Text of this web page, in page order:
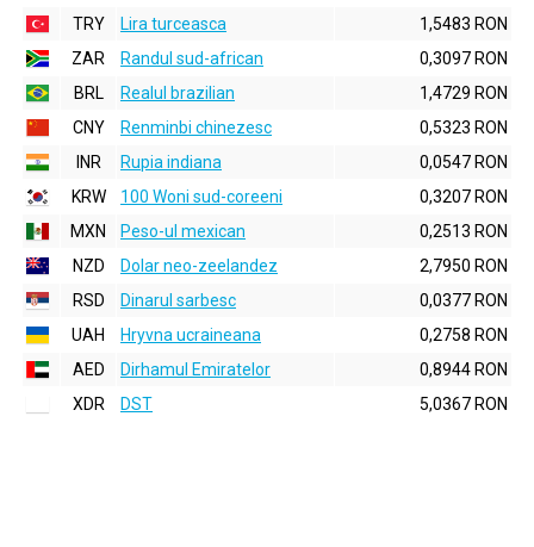
TRY
Lira turceasca
1,5483 RON
ZAR
Randul sud-african
0,3097 RON
BRL
Realul brazilian
1,4729 RON
CNY
Renminbi chinezesc
0,5323 RON
INR
Rupia indiana
0,0547 RON
KRW
100 Woni sud-coreeni
0,3207 RON
MXN
Peso-ul mexican
0,2513 RON
NZD
Dolar neo-zeelandez
2,7950 RON
RSD
Dinarul sarbesc
0,0377 RON
UAH
Hryvna ucraineana
0,2758 RON
AED
Dirhamul Emiratelor
0,8944 RON
XDR
DST 5,0367 RON